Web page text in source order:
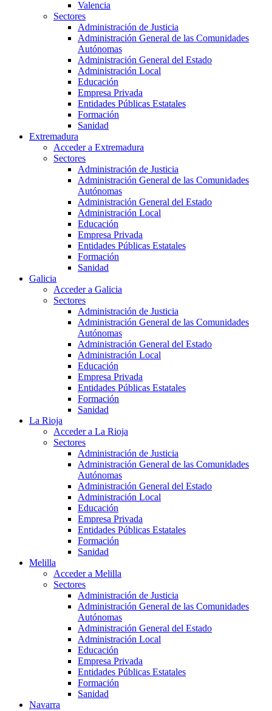
Valencia
Sectores
Administración de Justicia
Administración General de las Comunidades
Autónomas
Administración General del Estado
Administración Local
Educación
Empresa Privada
Entidades Públicas Estatales
Formación
Sanidad
Extremadura
Acceder a Extremadura
Sectores
Administración de Justicia
Administración General de las Comunidades
Autónomas
Administración General del Estado
Administración Local
Educación
Empresa Privada
Entidades Públicas Estatales
Formación
Sanidad
Galicia
Acceder a Galicia
Sectores
Administración de Justicia
Administración General de las Comunidades
Autónomas
Administración General del Estado
Administración Local
Educación
Empresa Privada
Entidades Públicas Estatales
Formación
Sanidad
La Rioja
Acceder a La Rioja
Sectores
Administración de Justicia
Administración General de las Comunidades
Autónomas
Administración General del Estado
Administración Local
Educación
Empresa Privada
Entidades Públicas Estatales
Formación
Sanidad
Melilla
Acceder a Melilla
Sectores
Administración de Justicia
Administración General de las Comunidades
Autónomas
Administración General del Estado
Administración Local
Educación
Empresa Privada
Entidades Públicas Estatales
Formación
Sanidad
Navarra